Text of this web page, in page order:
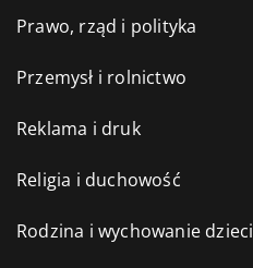
Prawo, rząd i polityka
Przemysł i rolnictwo
Reklama i druk
Religia i duchowość
Rodzina i wychowanie dzieci